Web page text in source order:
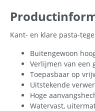
Kant- en klare pasta-
Buitengewoon
Verlijmen van een
Toepasbaar op
Uitstekende
Hoge
Watervast,